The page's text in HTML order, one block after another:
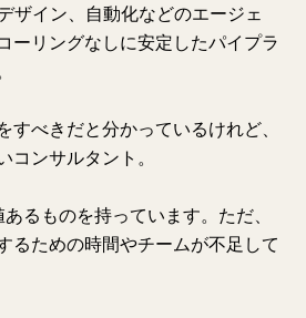
ザイン、自動化などのエージェ
ーリングなしに安定したパイプラ
すべきだと分かっているけれど、
コンサルタント。
るものを持っています。ただ、
るための時間やチームが不足して